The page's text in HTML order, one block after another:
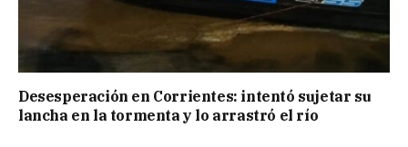
Desesperación en Corrientes: intentó sujetar su
lancha en la tormenta y lo arrastró el río